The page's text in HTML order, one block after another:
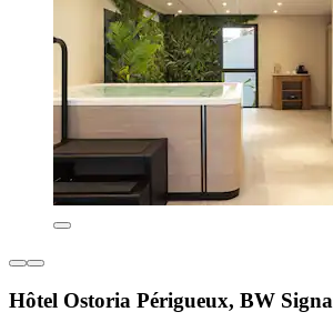
Hôtel Ostoria Périgueux, BW